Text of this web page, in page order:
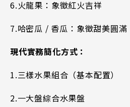
6. 火龍果：象徵紅火吉祥
7.哈密瓜 / 香瓜：象徵甜美圓滿
現代實務簡化方式：
1. 三樣水果組合（基本配置）
2.一大盤綜合水果盤